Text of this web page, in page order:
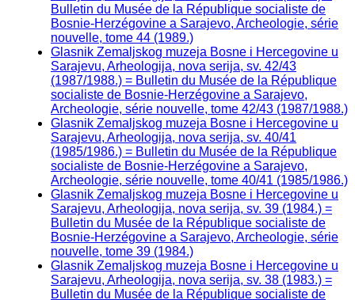
Bulletin du Musée de la République socialiste de
Bosnie-Herzégovine a Sarajevo, Archeologie, série
nouvelle, tome 44 (1989.)
Glasnik Zemaljskog muzeja Bosne i Hercegovine u
Sarajevu, Arheologija, nova serija, sv. 42/43
(1987/1988.) = Bulletin du Musée de la République
socialiste de Bosnie-Herzégovine a Sarajevo,
Archeologie, série nouvelle, tome 42/43 (1987/1988.)
Glasnik Zemaljskog muzeja Bosne i Hercegovine u
Sarajevu, Arheologija, nova serija, sv. 40/41
(1985/1986.) = Bulletin du Musée de la République
socialiste de Bosnie-Herzégovine a Sarajevo,
Archeologie, série nouvelle, tome 40/41 (1985/1986.)
Glasnik Zemaljskog muzeja Bosne i Hercegovine u
Sarajevu, Arheologija, nova serija, sv. 39 (1984.) =
Bulletin du Musée de la République socialiste de
Bosnie-Herzégovine a Sarajevo, Archeologie, série
nouvelle, tome 39 (1984.)
Glasnik Zemaljskog muzeja Bosne i Hercegovine u
Sarajevu, Arheologija, nova serija, sv. 38 (1983.) =
Bulletin du Musée de la République socialiste de